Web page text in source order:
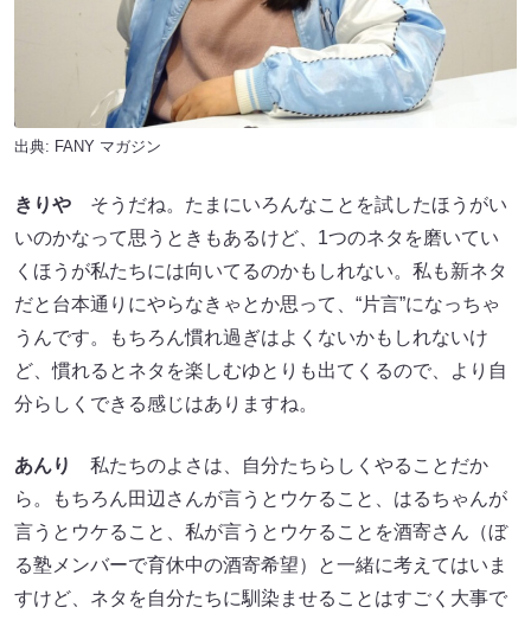
出典: FANY マガジン
きりや そうだね。たまにいろんなことを試したほうがい
いのかなって思うときもあるけど、1つのネタを磨いてい
くほうが私たちには向いてるのかもしれない。私も新ネタ
だと台本通りにやらなきゃとか思って、“片言”になっちゃ
うんです。もちろん慣れ過ぎはよくないかもしれないけ
ど、慣れるとネタを楽しむゆとりも出てくるので、より自
分らしくできる感じはありますね。
あんり
私たちのよさは、自分たちらしくやることだか
ら。もちろん田辺さんが言うとウケること、はるちゃんが
言うとウケること、私が言うとウケることを酒寄さん（ぼ
る塾メンバーで育休中の酒寄希望）と一緒に考えてはいま
すけど、ネタを自分たちに馴染ませることはすごく大事で